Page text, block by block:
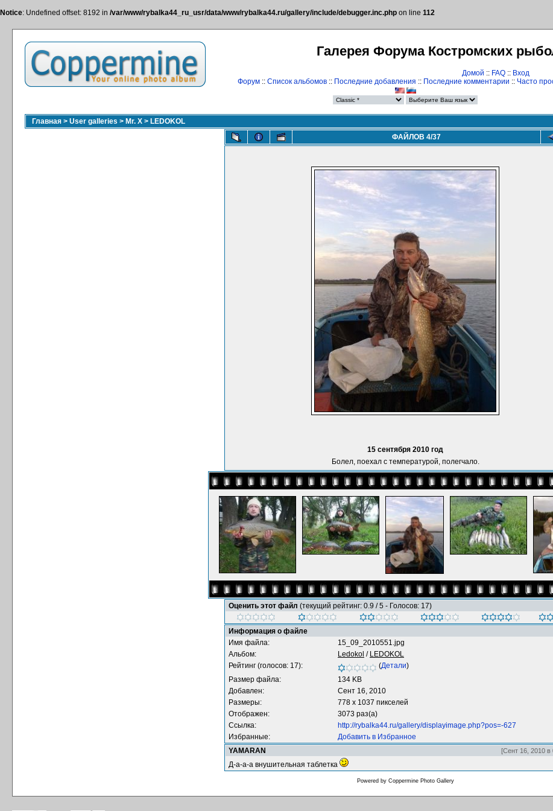
Notice: Undefined offset: 8192 in /var/www/rybalka44_ru_usr/data/www/rybalka44.ru/gallery/include/debugger.inc.php on line 112
Галерея Форума Костромских
Домой :: FAQ :: Вход
Форум:: Список альбомов:: Последние добавления :: Последние комментарии :: Часто
Главная > User galleries > Mr. X > LEDOKOL
ФАЙЛОВ 4/37
15 сентября 2010 год
Болел, поехал с температурой, полегчало.
Оценить этот файл (текущий рейтинг: 0.9 / 5 - Голосов: 17)
Информация о файле
Имя файла:
15_09_2010551.jpg
Альбом:
Ledokol / LEDOKOL
Рейтинг (голосов: 17):
(Детали)
Размер файла:
134 KB
Добавлен:
Сент 16, 2010
Размеры:
778 x 1037 пикселей
Отображен:
3073 раз(а)
Ссылка:
http://rybalka44.ru/gallery/displayimage.php?pos=-627
Избранные:
Добавить в Избранное
YAMARAN
[Сент 16, 2010 в
Д-а-а-а внушительная таблетка
Powered by Coppermine Photo Gallery